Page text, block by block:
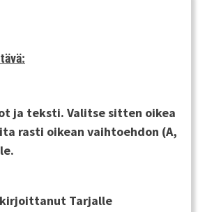
ja teksti. Valitse sitten oikea
rasti oikean vaihtoehdon (A,
kirjoittanut Tarjalle